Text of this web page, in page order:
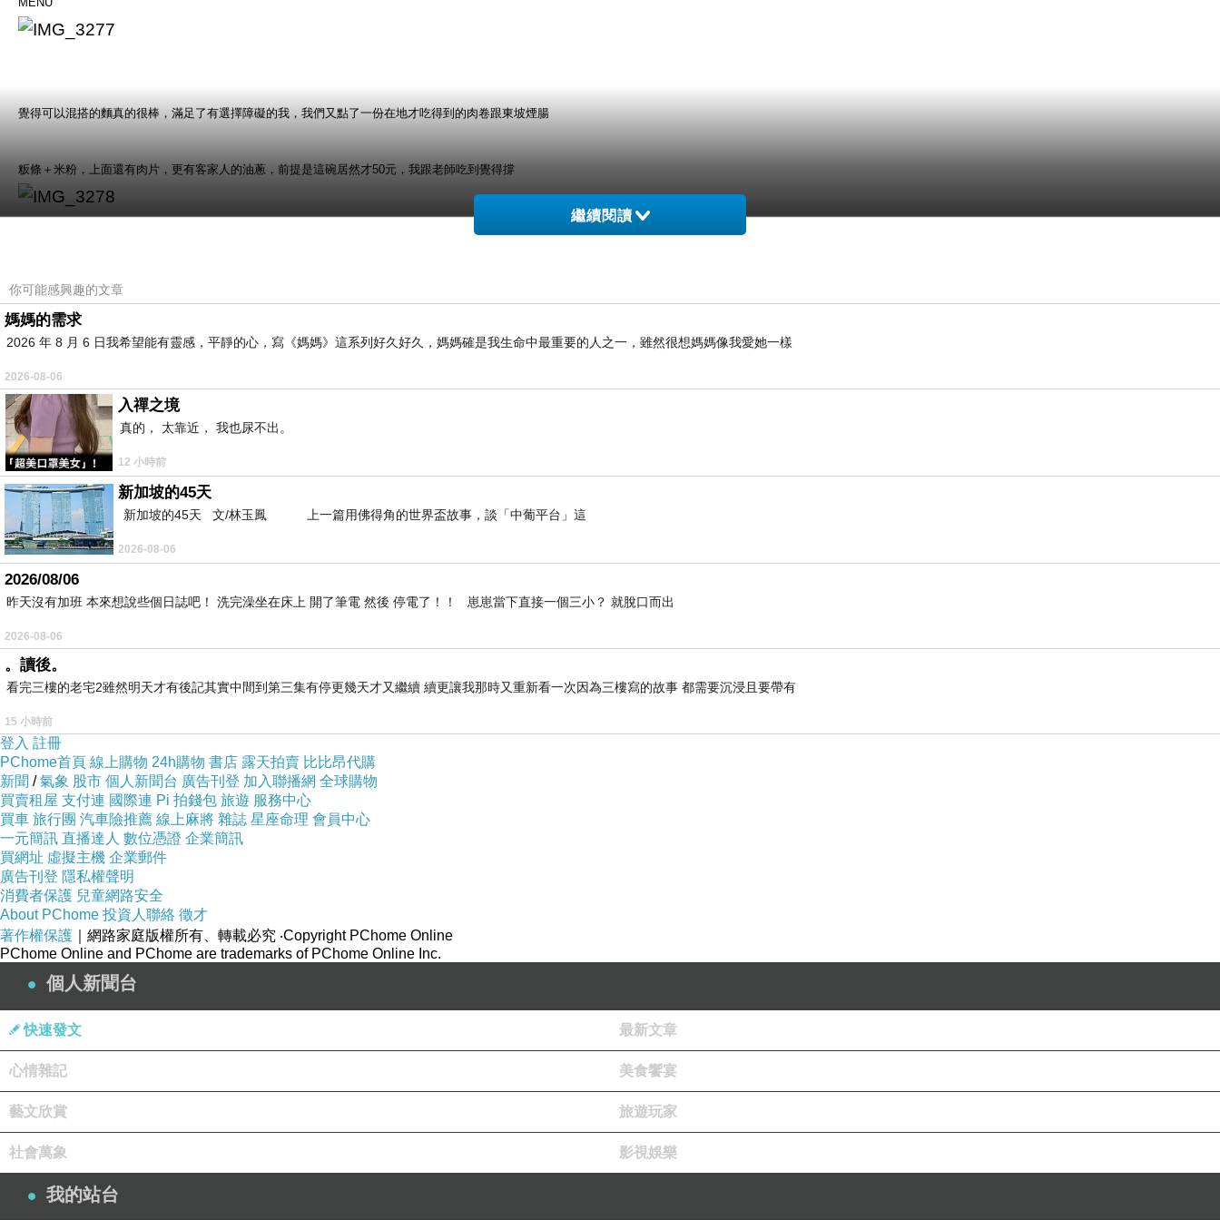
覺得可以混搭的麵真的很棒，滿足了有選擇障礙的我，我們又點了一份在地才吃得到的肉卷跟東坡煙腸
粄條＋米粉，上面還有肉片，更有客家人的油蔥，前提是這碗居然才50元，我跟老師吃到覺得撐
店家把小菜放在一起了
我其實不太愛油蔥，但他們家的油蔥我可以
牆上簡單乾淨的菜單，還有客家湯圓呢
座位不少
我想很多人喜歡他們家的油蔥吧！有單賣呢！
吃飽了，附近有一個蕭如松藝術園區，可以去散步走走消化一下，下一篇介紹！
本來想寫在一起，但想著食記跟遊記還是分開吧！
店家資訊
店家名稱：陳記老街麵店
電話：03-595-8790
營業時間：0700-2000 W2
上一篇：
繼續閱讀
你可能感興趣的文章
媽媽的需求
2026 年 8 月 6 日我希望能有靈感，平靜的心，寫《媽媽》這系列好久好久，媽媽確是我生命中最重要的人之一，雖然很想媽媽像我愛她一樣
2026-08-06
入禪之境
真的， 太靠近， 我也尿不出。
12 小時前
新加坡的45天
新加坡的45天 文/林玉鳳 上一篇用佛得角的世界盃故事，談「中葡平台」這
2026-08-06
2026/08/06
昨天沒有加班 本來想說些個日誌吧！ 洗完澡坐在床上 開了筆電 然後 停電了！！ 崽崽當下直接一個三小？ 就脫口而出
2026-08-06
。讀後。
看完三樓的老宅2雖然明天才有後記其實中間到第三集有停更幾天才又繼續 續更讓我那時又重新看一次因為三樓寫的故事 都需要沉浸且要帶有
15 小時前
登入 註冊
PChome首頁 線上購物 24h購物 書店 露天拍賣 比比昂代購
新聞 /氣象 股市 個人新聞台 廣告刊登 加入聯播網 全球購物
買賣租屋 支付連 國際連 Pi 拍錢包 旅遊 服務中心
買車 旅行團 汽車險推薦 線上麻將 雜誌 星座命理 會員中心
一元簡訊 直播達人 數位憑證 企業簡訊
買網址 虛擬主機 企業郵件
廣告刊登 隱私權聲明
消費者保護 兒童網路安全
About PChome 投資人聯絡 徵才
著作權保護 ｜網路家庭版權所有、轉載必究 ‧Copyright PChome Online
PChome Online and PChome are trademarks of PChome Online Inc.
個人新聞台
快速發文 最新文章
心情雜記 美食饗宴
藝文欣賞 旅遊玩家
社會萬象 影視娛樂
我的站台